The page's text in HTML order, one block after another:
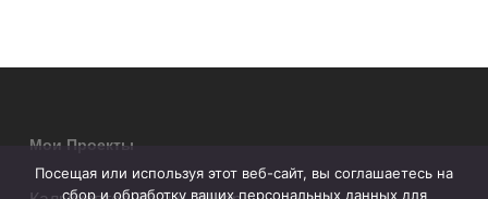
Мои Проекты
Посещая или используя этот веб-сайт, вы соглашаетесь на
сбор и обработку ваших персональных данных для